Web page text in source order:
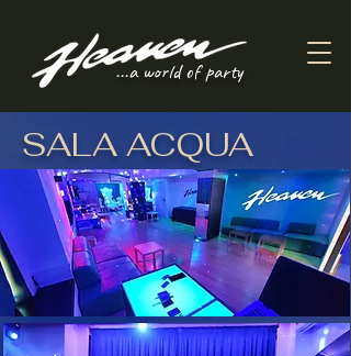
...a world of party
SALA ACQUA